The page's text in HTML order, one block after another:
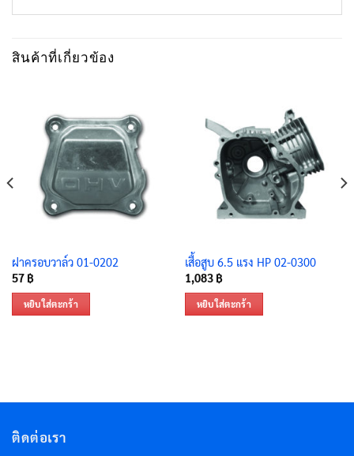
สินค้าที่เกี่ยวข้อง
ฝาครอบวาล์ว 01-0202
57 ฿
หยิบใส่ตะกร้า
เสื้อสูบ 6.5 แรง HP 02-0300
1,083 ฿
หยิบใส่ตะกร้า
ติดต่อเรา